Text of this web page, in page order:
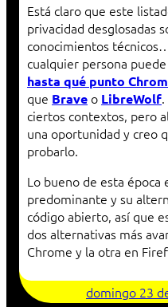
Está claro que este
privacidad desglosadas
conocimientos
cualquier persona
hasta qué punto
que Brave o LibreWolf
ciertos contextos, pero
una oportunidad y creo
probarlo.
Lo bueno de esta época
predominante y su
código abierto, así que
dos alternativas más
Chrome y la otra en
domingo 23